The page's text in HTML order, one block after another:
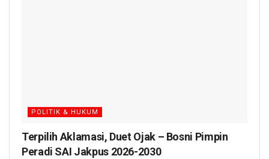
POLITIK & HUKUM
Terpilih Aklamasi, Duet Ojak – Bosni Pimpin
Peradi SAI Jakpus 2026-2030